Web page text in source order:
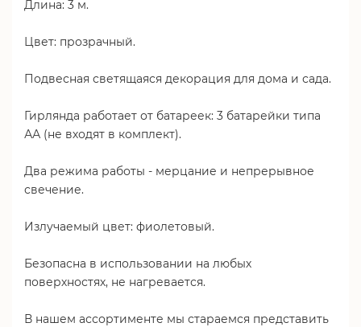
Длина: 3 м.
Цвет: прозрачный.
Подвесная светящаяся декорация для дома и сада.
Гирлянда работает от батареек: 3 батарейки типа
АА (не входят в комплект).
Два режима работы - мерцание и непрерывное
свечение.
Излучаемый цвет: фиолетовый.
Безопасна в использовании на любых
поверхностях, не нагревается.
В нашем ассортименте мы стараемся представить